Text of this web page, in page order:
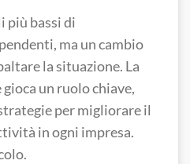
più bassi di
ma un cambio
la situazione. La
un ruolo chiave,
per migliorare il
in ogni impresa.